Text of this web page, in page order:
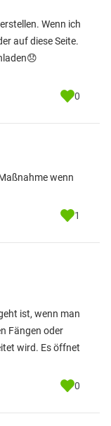
Wenn ich
auf diese Seite.
0
wenn
1
ist, wenn man
Fängen oder
wird. Es öffnet
0